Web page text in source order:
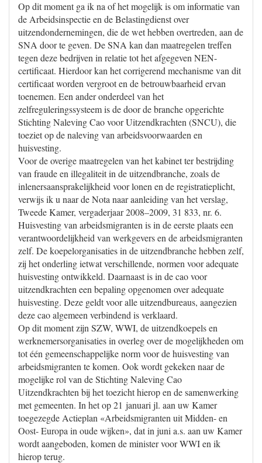
Op dit moment ga ik na of het mogelijk is om informatie van
de Arbeidsinspectie en de Belastingdienst over
uitzendondernemingen, die de wet hebben overtreden, aan de
SNA door te geven. De SNA kan dan maatregelen treffen
tegen deze bedrijven in relatie tot het afgegeven NEN-
certificaat. Hierdoor kan het corrigerend mechanisme van dit
certificaat worden vergroot en de betrouwbaarheid ervan
toenemen. Een ander onderdeel van het
zelfreguleringssysteem is de door de branche opgerichte
Stichting Naleving Cao voor Uitzendkrachten (SNCU), die
toeziet op de naleving van arbeidsvoorwaarden en
huisvesting.
Voor de overige maatregelen van het kabinet ter bestrijding
van fraude en illegaliteit in de uitzendbranche, zoals de
inlenersaansprakelijkheid voor lonen en de registratieplicht,
verwijs ik u naar de Nota naar aanleiding van het verslag,
Tweede Kamer, vergaderjaar 2008–2009, 31 833, nr. 6.
Huisvesting van arbeidsmigranten is in de eerste plaats een
verantwoordelijkheid van werkgevers en de arbeidsmigranten
zelf. De koepelorganisaties in de uitzendbranche hebben zelf,
zij het onderling ietwat verschillende, normen voor adequate
huisvesting ontwikkeld. Daarnaast is in de cao voor
uitzendkrachten een bepaling opgenomen over adequate
huisvesting. Deze geldt voor alle uitzendbureaus, aangezien
deze cao algemeen verbindend is verklaard.
Op dit moment zijn SZW, WWI, de uitzendkoepels en
werknemersorganisaties in overleg over de mogelijkheden om
tot één gemeenschappelijke norm voor de huisvesting van
arbeidsmigranten te komen. Ook wordt gekeken naar de
mogelijke rol van de Stichting Naleving Cao
Uitzendkrachten bij het toezicht hierop en de samenwerking
met gemeenten. In het op 21 januari jl. aan uw Kamer
toegezegde Actieplan «Arbeidsmigranten uit Midden- en
Oost- Europa in oude wijken», dat in juni a.s. aan uw Kamer
wordt aangeboden, komen de minister voor WWI en ik
hierop terug.